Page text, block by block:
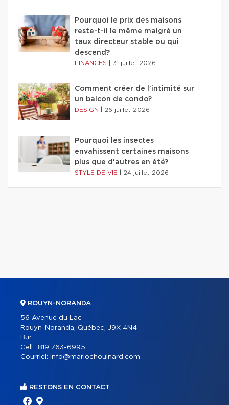
Pourquoi le prix des maisons
reste-t-il le même malgré un
taux directeur stable ou qui
descend?
FINANCES 31 juillet 2026
Comment créer de l'intimité sur
un balcon de condo?
DESIGN 26 juillet 2026
Pourquoi les insectes
envahissent certaines maisons
plus que d'autres en été?
STYLE DE VIE 24 juillet 2026
ROUYN-NORANDA
56 Avenue du Lac
Rouyn-Noranda, Québec, J9X 4N4
Bur.:
Cell.: 819 763-6995
Courriel: info@mariochouinard.com
RESTONS EN CONTACT